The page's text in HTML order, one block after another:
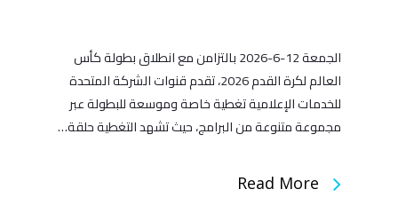
الجمعة 12-6-2026 بالتزامن مع انطلاق بطولة كأس
العالم لكرة القدم 2026، تقدم قنوات الشركة المتحدة
للخدمات الإعلامية تغطية خاصة وموسعة للبطولة عبر
مجموعة متنوعة من البرامج، حيث تشهد التغطية حلقة…
Read More